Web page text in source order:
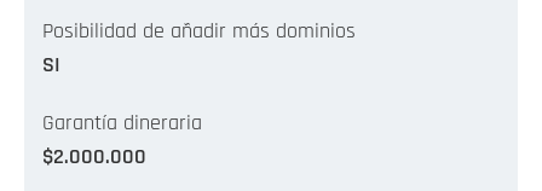
Posibilidad de añadir más dominios
SI
Garantía dineraria
$2.000.000